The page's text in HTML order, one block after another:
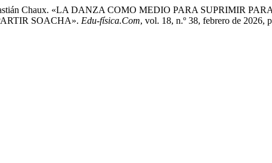
Chaux. «LA DANZA COMO MEDIO PARA SUPRIMIR
SOACHA». Edu-física.Com, vol. 18, n.º 38, febrero de 2026,